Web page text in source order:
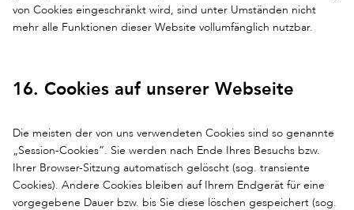
von Cookies eingeschränkt wird, sind unter Umständen nicht
mehr alle Funktionen dieser Website vollumfänglich nutzbar.
16. Cookies auf unserer Webseite
Die meisten der von uns verwendeten Cookies sind so genannte
„Session-Cookies”. Sie werden nach Ende Ihres Besuchs bzw.
Ihrer Browser-Sitzung automatisch gelöscht (sog. transiente
Cookies). Andere Cookies bleiben auf Ihrem Endgerät für eine
vorgegebene Dauer bzw. bis Sie diese löschen gespeichert (sog.